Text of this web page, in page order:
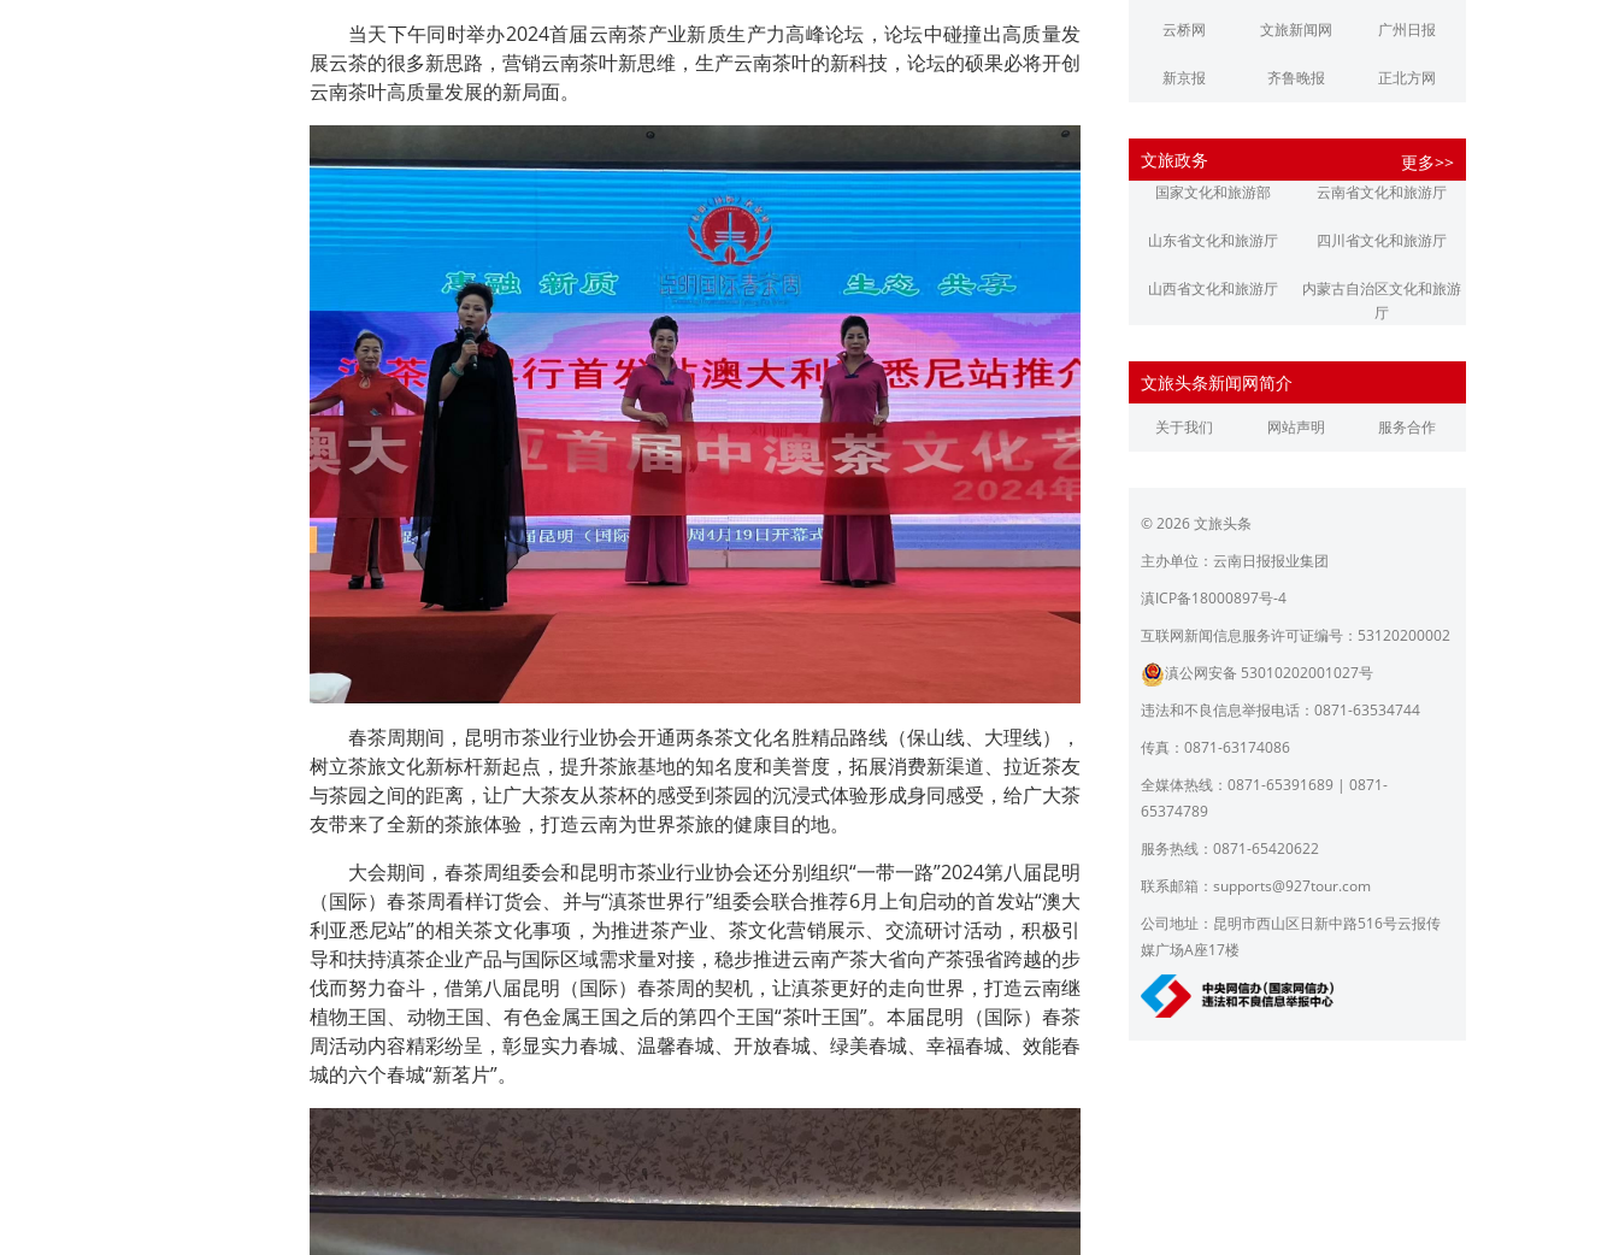
当天下午同时举办2024首届云南茶产业新质生产力高峰论坛，论坛中碰撞出高质量发
展云茶的很多新思路，营销云南茶叶新思维，生产云南茶叶的新科技，论坛的硕果必将开创
云南茶叶高质量发展的新局面。
春茶周期间，昆明市茶业行业协会开通两条茶文化名胜精品路线（保山线、大理线），
树立茶旅文化新标杆新起点，提升茶旅基地的知名度和美誉度，拓展消费新渠道、拉近茶友
与茶园之间的距离，让广大茶友从茶杯的感受到茶园的沉浸式体验形成身同感受，给广大茶
友带来了全新的茶旅体验，打造云南为世界茶旅的健康目的地。
大会期间，春茶周组委会和昆明市茶业行业协会还分别组织“一带一路”2024第八届昆明
（国际）春茶周看样订货会、并与“滇茶世界行”组委会联合推荐6月上旬启动的首发站“澳大
利亚悉尼站”的相关茶文化事项，为推进茶产业、茶文化营销展示、交流研讨活动，积极引
导和扶持滇茶企业产品与国际区域需求量对接，稳步推进云南产茶大省向产茶强省跨越的步
伐而努力奋斗，借第八届昆明（国际）春茶周的契机，让滇茶更好的走向世界，打造云南继
植物王国、动物王国、有色金属王国之后的第四个王国“茶叶王国”。本届昆明（国际）春茶
周活动内容精彩纷呈，彰显实力春城、温馨春城、开放春城、绿美春城、幸福春城、效能春
城的六个春城“新茗片”。
云桥网 文旅新闻网 广州日报
新京报 齐鲁晚报 正北方网
江南都市报 潇湘晨报
文旅政务 更多>>
国家文化和旅游部 云南省文化和旅游厅
山东省文化和旅游厅 四川省文化和旅游厅
山西省文化和旅游厅
内蒙古自治区文化和旅游
厅
浙江省文化和旅游厅
江西省文化和旅游厅 河南省文化和旅游厅
广东省文化和旅游厅
育厅
陕西省文化和旅游厅 甘肃省文化和旅游厅
青海省文化和旅游厅
宁夏回族自治区文化和旅
北京市文旅局
上海市文化和旅游局
员会
文旅头条新闻网简介
关于我们 网站声明 服务合作
© 2026 文旅头条
主办单位：云南日报报业集团
滇ICP备18000897号-4
互联网新闻信息服务许可证编号：53120200002
滇公网安备 53010202001027号
违法和不良信息举报电话：0871-63534744
传真：0871-63174086
全媒体热线：0871-65391689 | 0871-
65374789
服务热线：0871-65420622
联系邮箱： supports@927tour.com
公司地址：昆明市西山区日新中路516号云报传
媒广场A座17楼